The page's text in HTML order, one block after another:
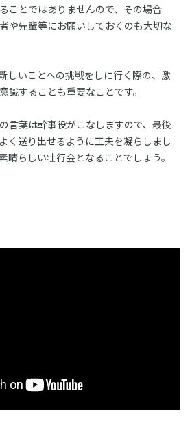
ことではありませんので、その場合
や先輩等にお願いしておくのも大切な
しいことへの挑戦をしに行く際の、激
識することも重要なことです。
言葉は幹事役がこなしますので、最後
く送り出せるように工夫を凝らしまし
晴らしい壮行会となることでしょう。